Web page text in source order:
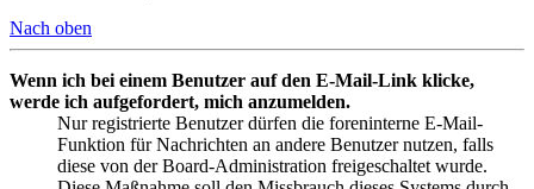
Nach oben
Wenn ich bei einem Benutzer auf den E-Mail-Link klicke,
werde ich aufgefordert, mich anzumelden.
Nur registrierte Benutzer dürfen die foreninterne E-Mail-
Funktion für Nachrichten an andere Benutzer nutzen, falls
diese von der Board-Administration freigeschaltet wurde.